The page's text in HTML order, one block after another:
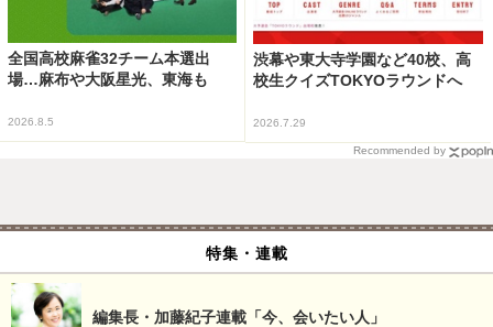
全国高校麻雀32チーム本選出
場…麻布や大阪星光、東海も
2026.8.5
渋幕や東大寺学園など40校、高
校生クイズTOKYOラウンドへ
2026.7.29
Recommended by
特集・連載
編集長・加藤紀子連載「今、会いたい人」